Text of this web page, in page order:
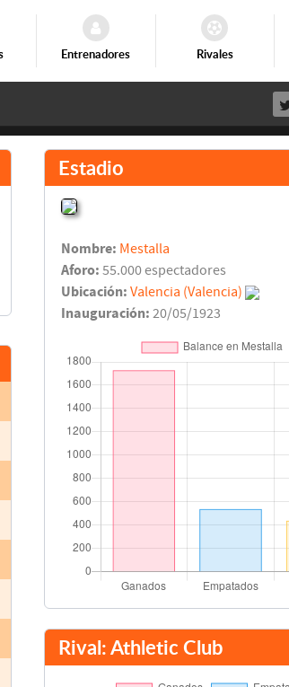
Entrenadores Rivales
Estadio
Nombre: Mestalla
Aforo: 55.000 espectadores
Ubicación: Valencia (Valencia)
Inauguración: 20/05/1923
Rival: Athletic Club